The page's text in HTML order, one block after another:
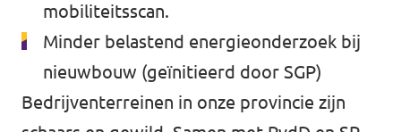
mobiliteitsscan.
Minder belastend energieonderzoek bij
nieuwbouw (geïnitieerd door SGP)
Bedrijventerreinen in onze provincie zijn